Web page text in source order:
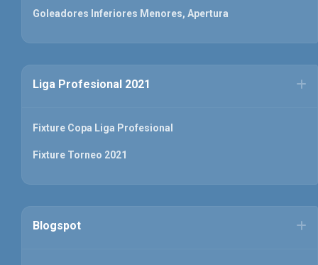
Goleadores Inferiores Menores, Apertura
Liga Profesional 2021
Fixture Copa Liga Profesional
Fixture Torneo 2021
Blogspot